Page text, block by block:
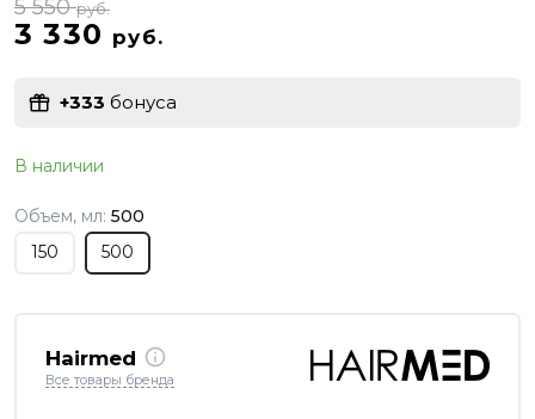
3 330 руб.
5 550руб.
+333 бонуса
В наличии
Объем, мл: 500
150
500
Hairmed
Все товары бренда